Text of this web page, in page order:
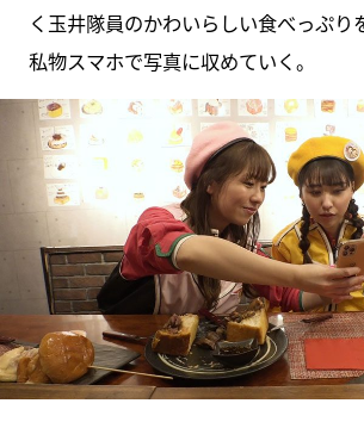
く玉井隊員のかわいらしい食べっぷり
私物スマホで写真に収めていく。